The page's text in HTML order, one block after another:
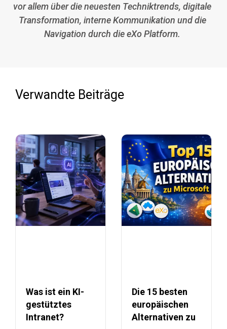
vor allem über die neuesten Techniktrends, digitale
Transformation, interne Kommunikation und die
Navigation durch die eXo Platform.
Verwandte Beiträge
Was ist ein KI-
gestütztes
Intranet?
Die 15 besten
europäischen
Alternativen zu